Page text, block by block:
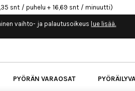
snt / puhelu + 16,69 snt / minuutti)
vaihto- ja palautusoikeus lue lisää.
PYÖRÄN VARAOSAT